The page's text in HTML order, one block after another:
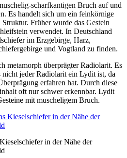
scharfkantigen Bruch auf und
Es handelt sich um ein feinkörnige
Früher wurde das Gestein
verwendet. In Deutschland
im Erzgebirge, Harz,
und Vogtland zu finden.
metamorph überprägter Radiolarit. Es
nicht jeder Radiolarit ein Lydit ist, da
erfahren hat. Durch diese
oft nur schwer erkennbar. Lydit
mit muscheligem Bruch.
in der Nähe der